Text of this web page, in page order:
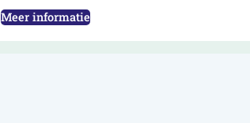
Meer informatie
(opent in nieuw tabblad)